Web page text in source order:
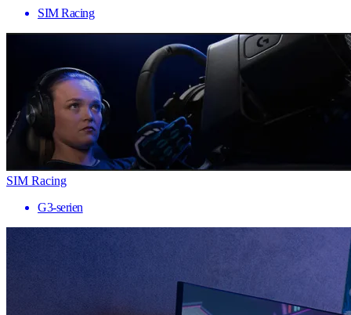
SIM Racing
SIM Racing
G3-serien